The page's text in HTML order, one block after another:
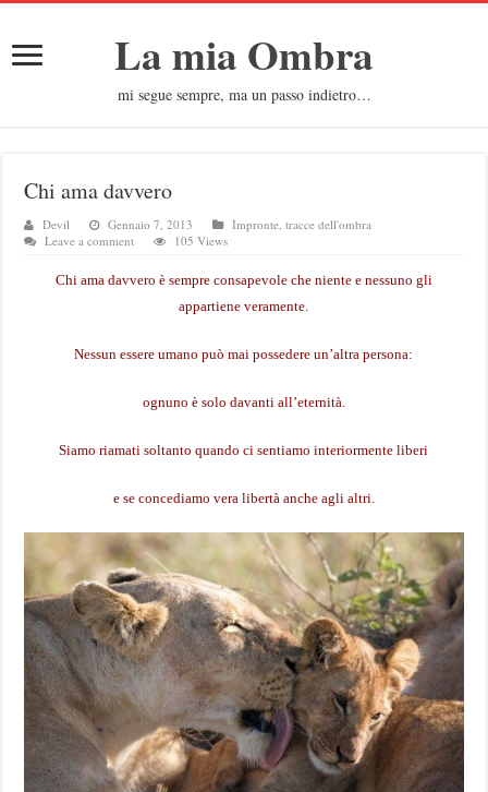
La mia Ombra
mi segue sempre, ma un passo indietro…
Chi ama davvero
Devil Gennaio 7, 2013
Impronte, tracce dell'ombra
Leave a comment
105 Views
Chi ama davvero è sempre consapevole che niente e nessuno gli
appartiene veramente.
Nessun essere umano può mai possedere un’altra persona:
ognuno è solo davanti all’eternità.
Siamo riamati soltanto quando ci sentiamo interiormente liberi
e se concediamo vera libertà anche agli altri.